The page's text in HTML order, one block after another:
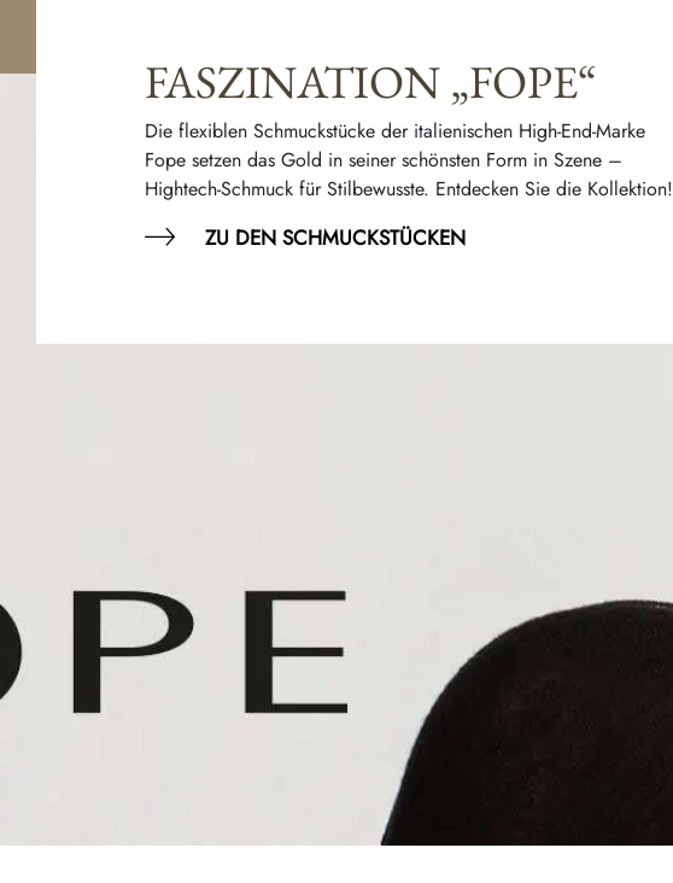
FASZINATION „FOPE“
Die flexiblen Schmuckstücke der italienischen High-End-Marke
Fope setzen das Gold in seiner schönsten Form in Szene –
Hightech-Schmuck für Stilbewusste. Entdecken Sie die Kollektion!
ZU DEN SCHMUCKSTÜCKEN